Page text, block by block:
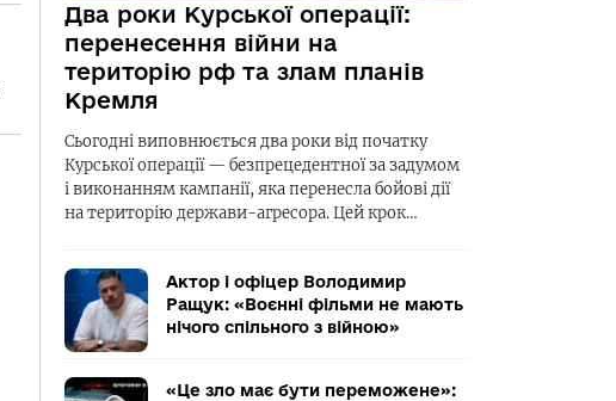
Два роки Курської операції:
перенесення війни на
територію рф та злам планів
Кремля
Сьогодні виповнюється два роки від початку
Курської операції — безпрецедентної за задумом
і виконанням кампанії, яка перенесла бойові дії
на територію держави-агресора. Цей крок…
Актор і офіцер Володимир
Ращук: «Воєнні фільми не мають
нічого спільного з війною»
«Це зло має бути переможене»: